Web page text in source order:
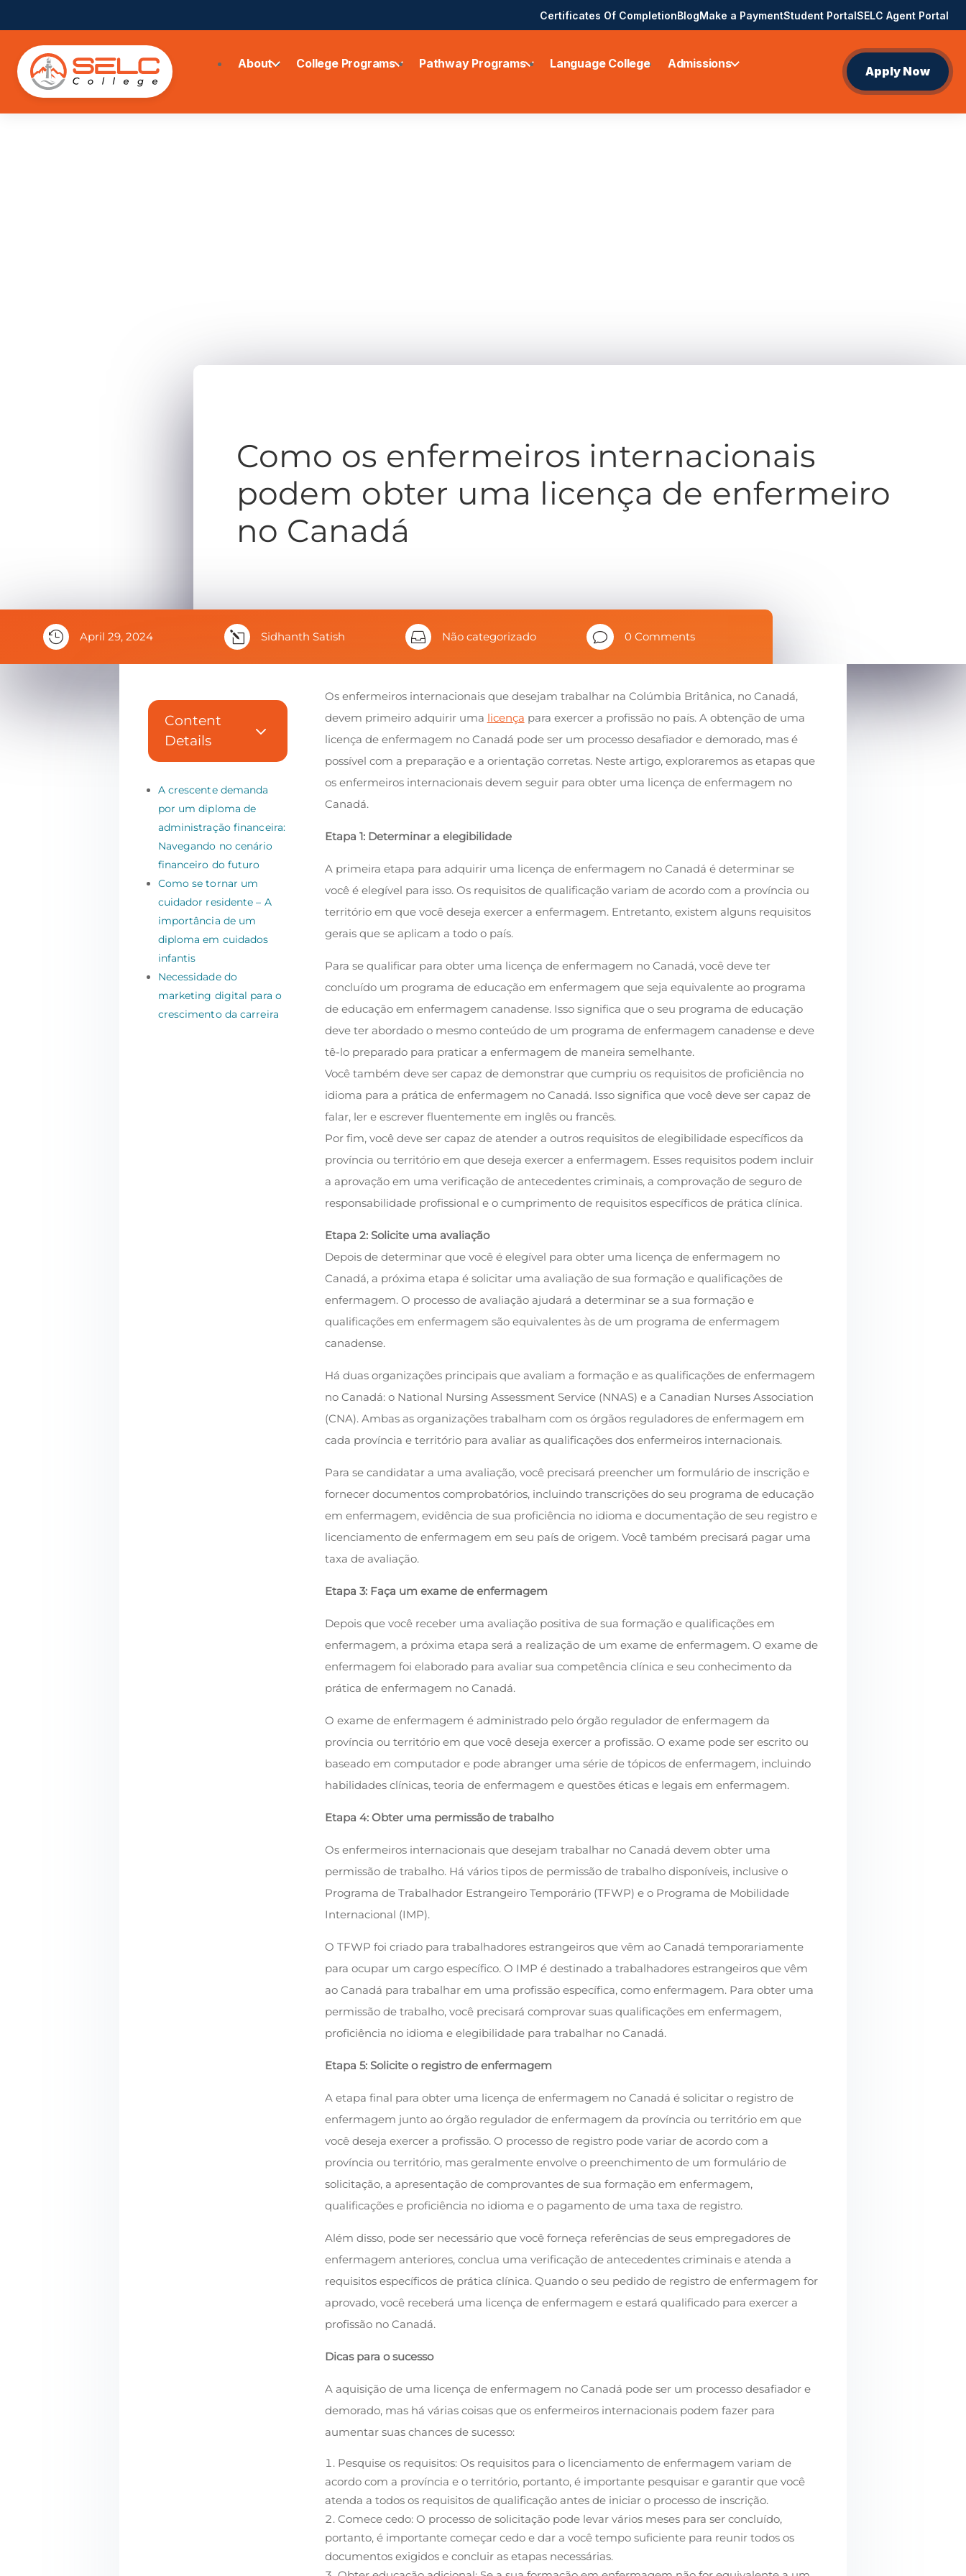
Certificates Of CompletionBlogMake a PaymentStudent PortalSELC Agent Portal
About College Programs Pathway Programs Language College Admissions
Apply Now
Como os enfermeiros internacionais
podem obter uma licença de enfermeiro
no Canadá
 April 29, 2024 l Sidhanth Satish  Não categorizado v 0 Comments
Content
Details
3
A crescente demanda
por um diploma de
administração financeira:
Navegando no cenário
financeiro do futuro
Como se tornar um
cuidador residente – A
importância de um
diploma em cuidados
infantis
Necessidade do
marketing digital para o
crescimento da carreira
Os enfermeiros internacionais que desejam trabalhar na Colúmbia Britânica, no Canadá,
devem primeiro adquirir uma licença para exercer a profissão no país. A obtenção de uma
licença de enfermagem no Canadá pode ser um processo desafiador e demorado, mas é
possível com a preparação e a orientação corretas. Neste artigo, exploraremos as etapas que
os enfermeiros internacionais devem seguir para obter uma licença de enfermagem no
Canadá.
Etapa 1: Determinar a elegibilidade
A primeira etapa para adquirir uma licença de enfermagem no Canadá é determinar se
você é elegível para isso. Os requisitos de qualificação variam de acordo com a província ou
território em que você deseja exercer a enfermagem. Entretanto, existem alguns requisitos
gerais que se aplicam a todo o país.
Para se qualificar para obter uma licença de enfermagem no Canadá, você deve ter
concluído um programa de educação em enfermagem que seja equivalente ao programa
de educação em enfermagem canadense. Isso significa que o seu programa de educação
deve ter abordado o mesmo conteúdo de um programa de enfermagem canadense e deve
tê-lo preparado para praticar a enfermagem de maneira semelhante.
Você também deve ser capaz de demonstrar que cumpriu os requisitos de proficiência no
idioma para a prática de enfermagem no Canadá. Isso significa que você deve ser capaz de
falar, ler e escrever fluentemente em inglês ou francês.
Por fim, você deve ser capaz de atender a outros requisitos de elegibilidade específicos da
província ou território em que deseja exercer a enfermagem. Esses requisitos podem incluir
a aprovação em uma verificação de antecedentes criminais, a comprovação de seguro de
responsabilidade profissional e o cumprimento de requisitos específicos de prática clínica.
Etapa 2: Solicite uma avaliação
Depois de determinar que você é elegível para obter uma licença de enfermagem no
Canadá, a próxima etapa é solicitar uma avaliação de sua formação e qualificações de
enfermagem. O processo de avaliação ajudará a determinar se a sua formação e
qualificações em enfermagem são equivalentes às de um programa de enfermagem
canadense.
Há duas organizações principais que avaliam a formação e as qualificações de enfermagem
no Canadá: o National Nursing Assessment Service (NNAS) e a Canadian Nurses Association
(CNA). Ambas as organizações trabalham com os órgãos reguladores de enfermagem em
cada província e território para avaliar as qualificações dos enfermeiros internacionais.
Para se candidatar a uma avaliação, você precisará preencher um formulário de inscrição e
fornecer documentos comprobatórios, incluindo transcrições do seu programa de educação
em enfermagem, evidência de sua proficiência no idioma e documentação de seu registro e
licenciamento de enfermagem em seu país de origem. Você também precisará pagar uma
taxa de avaliação.
Etapa 3: Faça um exame de enfermagem
Depois que você receber uma avaliação positiva de sua formação e qualificações em
enfermagem, a próxima etapa será a realização de um exame de enfermagem. O exame de
enfermagem foi elaborado para avaliar sua competência clínica e seu conhecimento da
prática de enfermagem no Canadá.
O exame de enfermagem é administrado pelo órgão regulador de enfermagem da
província ou território em que você deseja exercer a profissão. O exame pode ser escrito ou
baseado em computador e pode abranger uma série de tópicos de enfermagem, incluindo
habilidades clínicas, teoria de enfermagem e questões éticas e legais em enfermagem.
Etapa 4: Obter uma permissão de trabalho
Os enfermeiros internacionais que desejam trabalhar no Canadá devem obter uma
permissão de trabalho. Há vários tipos de permissão de trabalho disponíveis, inclusive o
Programa de Trabalhador Estrangeiro Temporário (TFWP) e o Programa de Mobilidade
Internacional (IMP).
O TFWP foi criado para trabalhadores estrangeiros que vêm ao Canadá temporariamente
para ocupar um cargo específico. O IMP é destinado a trabalhadores estrangeiros que vêm
ao Canadá para trabalhar em uma profissão específica, como enfermagem. Para obter uma
permissão de trabalho, você precisará comprovar suas qualificações em enfermagem,
proficiência no idioma e elegibilidade para trabalhar no Canadá.
Etapa 5: Solicite o registro de enfermagem
A etapa final para obter uma licença de enfermagem no Canadá é solicitar o registro de
enfermagem junto ao órgão regulador de enfermagem da província ou território em que
você deseja exercer a profissão. O processo de registro pode variar de acordo com a
província ou território, mas geralmente envolve o preenchimento de um formulário de
solicitação, a apresentação de comprovantes de sua formação em enfermagem,
qualificações e proficiência no idioma e o pagamento de uma taxa de registro.
Além disso, pode ser necessário que você forneça referências de seus empregadores de
enfermagem anteriores, conclua uma verificação de antecedentes criminais e atenda a
requisitos específicos de prática clínica. Quando o seu pedido de registro de enfermagem for
aprovado, você receberá uma licença de enfermagem e estará qualificado para exercer a
profissão no Canadá.
Dicas para o sucesso
A aquisição de uma licença de enfermagem no Canadá pode ser um processo desafiador e
demorado, mas há várias coisas que os enfermeiros internacionais podem fazer para
aumentar suas chances de sucesso:
Pesquise os requisitos: Os requisitos para o licenciamento de enfermagem variam de
acordo com a província e o território, portanto, é importante pesquisar e garantir que você
atenda a todos os requisitos de qualificação antes de iniciar o processo de inscrição.
Comece cedo: O processo de solicitação pode levar vários meses para ser concluído,
portanto, é importante começar cedo e dar a você tempo suficiente para reunir todos os
documentos exigidos e concluir as etapas necessárias.